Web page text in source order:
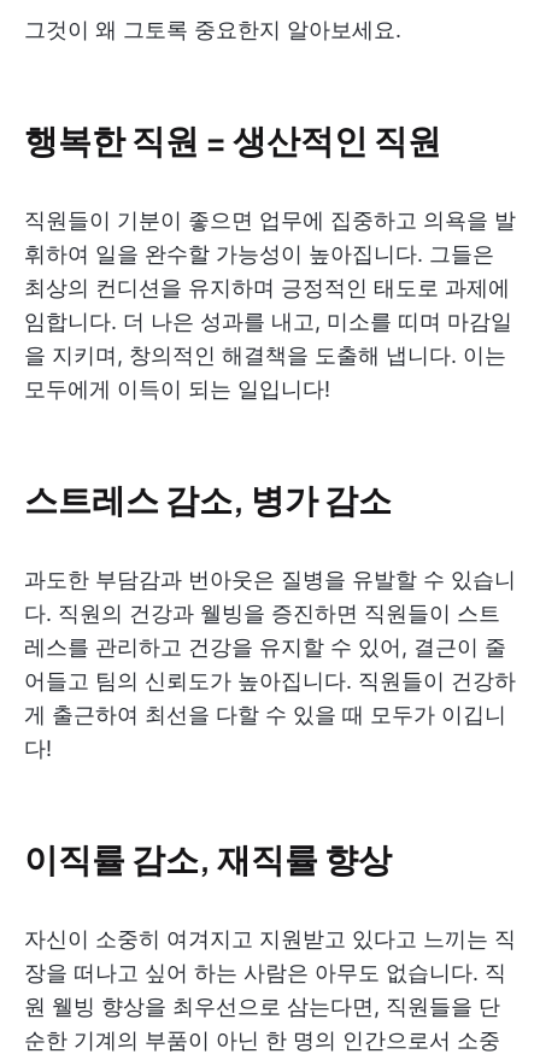
그것이 왜 그토록 중요한지 알아보세요.
행복한 직원 = 생산적인 직원
직원들이 기분이 좋으면 업무에 집중하고 의욕을 발
휘하여 일을 완수할 가능성이 높아집니다. 그들은
최상의 컨디션을 유지하며 긍정적인 태도로 과제에
임합니다. 더 나은 성과를 내고, 미소를 띠며 마감일
을 지키며, 창의적인 해결책을 도출해 냅니다. 이는
모두에게 이득이 되는 일입니다!
스트레스 감소, 병가 감소
과도한 부담감과 번아웃은 질병을 유발할 수 있습니
다. 직원의 건강과 웰빙을 증진하면 직원들이 스트
레스를 관리하고 건강을 유지할 수 있어, 결근이 줄
어들고 팀의 신뢰도가 높아집니다. 직원들이 건강하
게 출근하여 최선을 다할 수 있을 때 모두가 이깁니
다!
이직률 감소, 재직률 향상
자신이 소중히 여겨지고 지원받고 있다고 느끼는 직
장을 떠나고 싶어 하는 사람은 아무도 없습니다. 직
원 웰빙 향상을 최우선으로 삼는다면, 직원들을 단
순한 기계의 부품이 아닌 한 명의 인간으로서 소중